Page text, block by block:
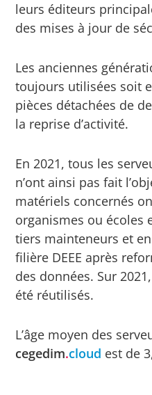
leurs éditeurs
des mises à jour de
Les anciennes
toujours utilisées soit
pièces détachées de
la reprise d’activité.
En 2021, tous les
n’ont ainsi pas fait
matériels concernés
organismes ou écoles
tiers mainteneurs et
filière DEEE après
des données. Sur
été réutilisés.
L’âge moyen des
cegedim.cloud est de